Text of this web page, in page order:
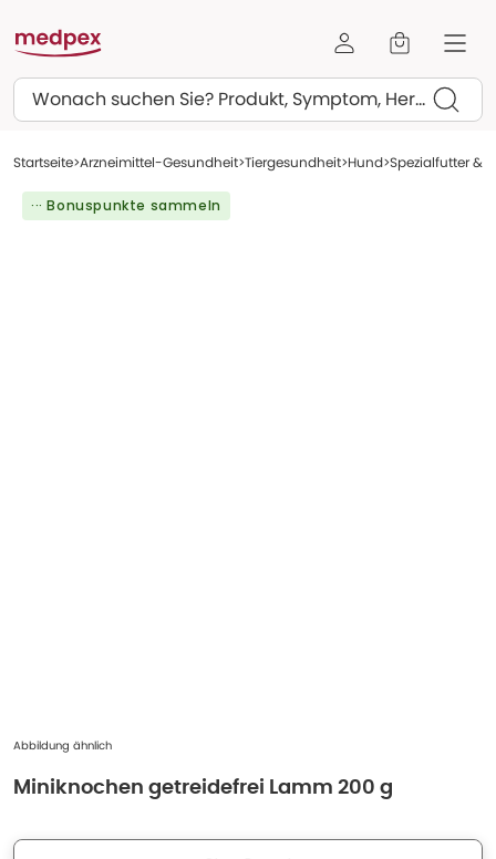
Suchen
Startseite Arzneimittel-Gesundheit Tiergesundheit Hund Spezialfutter &
··· Bonuspunkte sammeln
Abbildung ähnlich
Miniknochen getreidefrei Lamm 200 g